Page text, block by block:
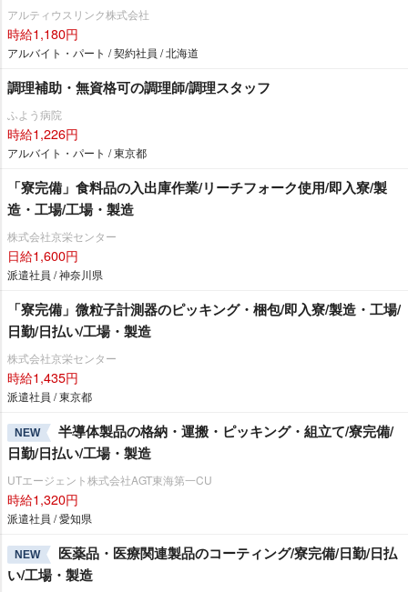
アルティウスリンク株式会社
時給1,180円
アルバイト・パート / 契約社員 / 北海道
調理補助・無資格可の調理師/調理スタッフ
ふよう病院
時給1,226円
アルバイト・パート / 東京都
「寮完備」食料品の入出庫作業/リーチフォーク使用/即入寮/製
造・工場/工場・製造
株式会社京栄センター
日給1,600円
派遣社員 / 神奈川県
「寮完備」微粒子計測器のピッキング・梱包/即入寮/製造・工場/
日勤/日払い/工場・製造
株式会社京栄センター
時給1,435円
派遣社員 / 東京都
NEW
半導体製品の格納・運搬・ピッキング・組立て/寮完備/
日勤/日払い/工場・製造
UTエージェント株式会社AGT東海第一CU
時給1,320円
派遣社員 / 愛知県
NEW
医薬品・医療関連製品のコーティング/寮完備/日勤/日払
い/工場・製造